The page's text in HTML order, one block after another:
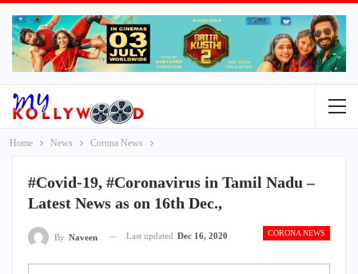
Home News Corona News
#Covid-19, #Coronavirus in Tamil Nadu –
Latest News as on 16th Dec.,
CORONA NEWS
By Naveen Last updated Dec 16, 2020